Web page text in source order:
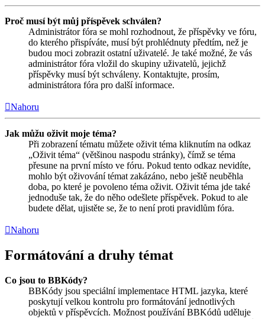
Proč musí být můj příspěvek schválen?
Administrátor fóra se mohl rozhodnout, že příspěvky ve fóru,
do kterého přispíváte, musí být prohlédnuty předtím, než je
budou moci zobrazit ostatní uživatelé. Je také možné, že vás
administrátor fóra vložil do skupiny uživatelů, jejichž
příspěvky musí být schváleny. Kontaktujte, prosím,
administrátora fóra pro další informace.
Nahoru
Jak můžu oživit moje téma?
Při zobrazení tématu můžete oživit téma kliknutím na odkaz
„Oživit téma“ (většinou naspodu stránky), čímž se téma
přesune na první místo ve fóru. Pokud tento odkaz nevidíte,
mohlo být oživování témat zakázáno, nebo ještě neuběhla
doba, po které je povoleno téma oživit. Oživit téma jde také
jednoduše tak, že do něho odešlete příspěvek. Pokud to ale
budete dělat, ujistěte se, že to není proti pravidlům fóra.
Nahoru
Formátování a druhy témat
Co jsou to BBKódy?
BBKódy jsou speciální implementace HTML jazyka, které
poskytují velkou kontrolu pro formátování jednotlivých
objektů v příspěvcích. Možnost používání BBKódů uděluje